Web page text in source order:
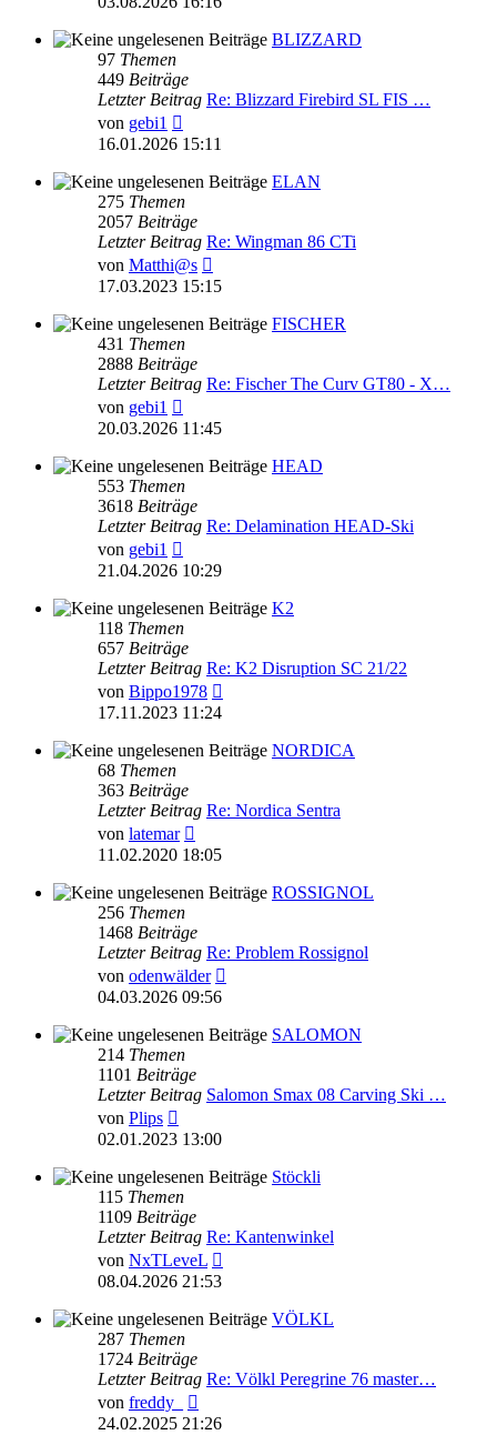
BLIZZARD
97 Themen
449 Beiträge
Letzter Beitrag Re: Blizzard Firebird SL FIS …
von gebi1
Beitrag
16.01.2026 15:11
ELAN
275 Themen
2057 Beiträge
Letzter Beitrag Re: Wingman 86 CTi
von Matthi@s
Beitrag
17.03.2023 15:15
FISCHER
431 Themen
2888 Beiträge
Letzter Beitrag Re: Fischer The Curv GT80 - X…
von gebi1
Beitrag
20.03.2026 11:45
HEAD
553 Themen
3618 Beiträge
Letzter Beitrag Re: Delamination HEAD-Ski
von gebi1
Beitrag
21.04.2026 10:29
K2
118 Themen
657 Beiträge
Letzter Beitrag Re: K2 Disruption SC 21/22
von Bippo1978
17.11.2023 11:24
NORDICA
68 Themen
363 Beiträge
Letzter Beitrag Re: Nordica Sentra
von latemar
Beitrag
11.02.2020 18:05
ROSSIGNOL
256 Themen
1468 Beiträge
Letzter Beitrag Re: Problem Rossignol
von odenwälder
04.03.2026 09:56
SALOMON
214 Themen
1101 Beiträge
Letzter Beitrag Salomon Smax 08 Carving Ski …
von Plips
Beitrag
02.01.2023 13:00
Stöckli
115 Themen
1109 Beiträge
Letzter Beitrag Re: Kantenwinkel
von NxTLeveL
08.04.2026 21:53
VÖLKL
287 Themen
1724 Beiträge
Letzter Beitrag Re: Völkl Peregrine 76 master…
von freddy_
Beitrag
24.02.2025 21:26